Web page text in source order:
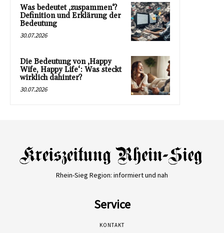
Was bedeutet ‚zuspammen‘?
Definition und Erklärung der
Bedeutung
30.07.2026
Die Bedeutung von ‚Happy
Wife, Happy Life‘: Was steckt
wirklich dahinter?
30.07.2026
Rhein-Sieg Region: informiert und nah
Service
KONTAKT